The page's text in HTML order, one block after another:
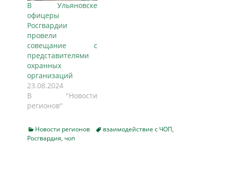
В Ульяновске
офицеры
Росгвардии
провели
совещание с
представителями
охранных
организаций
23.08.2024
В "Новости
регионов"
Categories
Новости регионов Tagsвзаимодействие с ЧОП,
Росгвардия, чоп